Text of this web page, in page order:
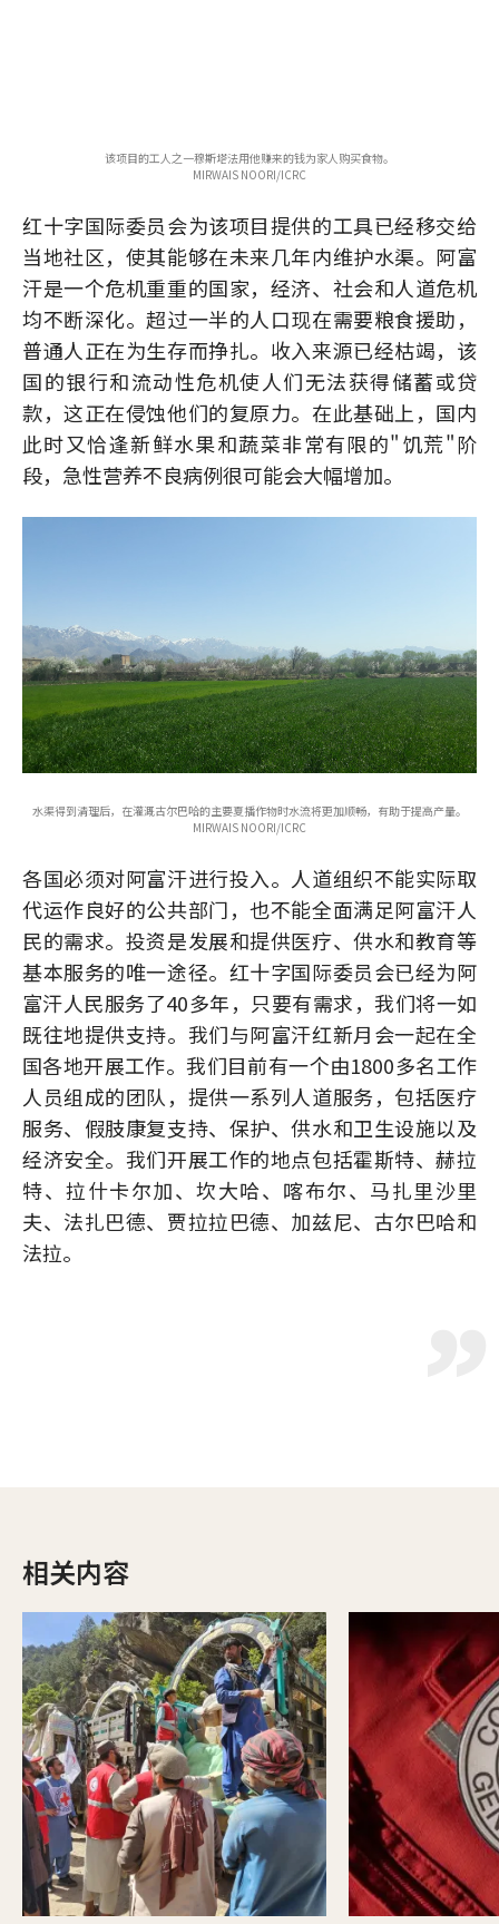
该项目的工人之一穆斯塔法用他赚来的钱为家人购买食物。
MIRWAIS NOORI/ICRC
红十字国际委员会为该项目提供的工具已经移交给
当地社区，使其能够在未来几年内维护水渠。阿富
汗是一个危机重重的国家，经济、社会和人道危机
均不断深化。超过一半的人口现在需要粮食援助，
普通人正在为生存而挣扎。收入来源已经枯竭，该
国的银行和流动性危机使人们无法获得储蓄或贷
款，这正在侵蚀他们的复原力。在此基础上，国内
此时又恰逢新鲜水果和蔬菜非常有限的"饥荒"阶
段，急性营养不良病例很可能会大幅增加。
水渠得到清理后，在灌溉古尔巴哈的主要夏播作物时水流将更加顺畅，有助于提高产量。
MIRWAIS NOORI/ICRC
各国必须对阿富汗进行投入。人道组织不能实际取
代运作良好的公共部门，也不能全面满足阿富汗人
民的需求。投资是发展和提供医疗、供水和教育等
基本服务的唯一途径。红十字国际委员会已经为阿
富汗人民服务了40多年，只要有需求，我们将一如
既往地提供支持。我们与阿富汗红新月会一起在全
国各地开展工作。我们目前有一个由1800多名工作
人员组成的团队，提供一系列人道服务，包括医疗
服务、假肢康复支持、保护、供水和卫生设施以及
经济安全。我们开展工作的地点包括霍斯特、赫拉
特、拉什卡尔加、坎大哈、喀布尔、马扎里沙里
夫、法扎巴德、贾拉拉巴德、加兹尼、古尔巴哈和
法拉。
相关内容